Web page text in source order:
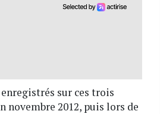
sur ces trois
novembre 2012, puis lors de